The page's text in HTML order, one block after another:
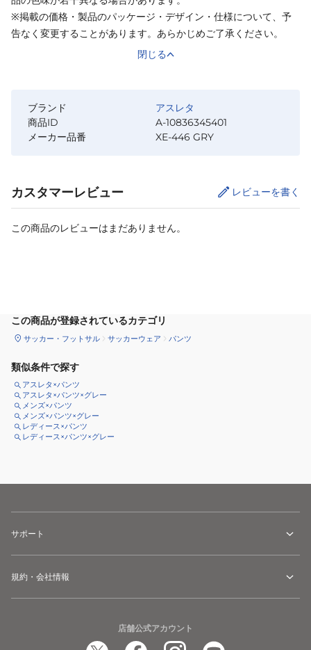
※掲載の価格・製品のパッケージ・デザイン・仕様について、予
告なく変更することがあります。あらかじめご了承ください。
閉じる
ブランド
アスレタ
商品ID
A-10836345401
メーカー品番
XE-446 GRY
カスタマーレビュー レビューを書く
この商品のレビューはまだありません。
この商品が登録されているカテゴリ
サッカー・フットサル サッカーウェア パンツ
類似条件で探す
アスレタ×パンツ
アスレタ×パンツ×グレー
メンズ×パンツ
メンズ×パンツ×グレー
レディース×パンツ
レディース×パンツ×グレー
サポート
規約・会社情報
店舗公式アカウント